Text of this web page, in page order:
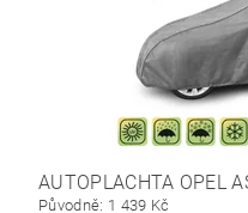
AUTOPLACHTA OPEL
Původně: 1 439 Kč